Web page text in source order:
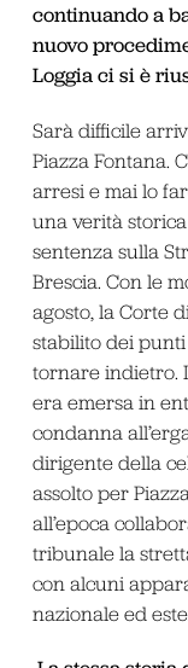
continuando a
nuovo
Loggia ci si è
Sarà difficile
Piazza Fontana.
arresi e mai lo
una verità
sentenza sulla
Brescia. Con le
agosto, la Corte
stabilito dei
tornare indietro.
era emersa in
condanna
dirigente della
assolto per
all’epoca
tribunale la
con alcuni
nazionale ed